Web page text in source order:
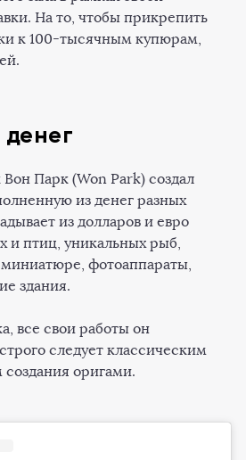
На то, чтобы прикрепить
к 100-тысячным купюрам,
Парк (Won Park) создал
из денег разных
из долларов и евро
и птиц, уникальных рыб,
фотоаппараты,
здания.
все свои работы он
следует классическим
оригами.